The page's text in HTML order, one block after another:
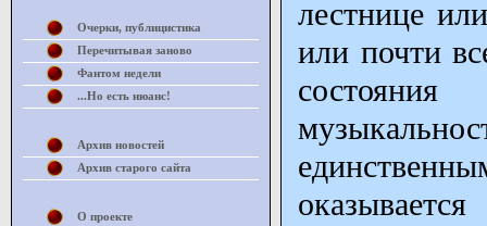
лестнице
или почти
Очерки, публицистика
Перечитывая заново
Фантом недели
...Но есть нюанс!
Архив новостей
Архив старого сайта
О проекте